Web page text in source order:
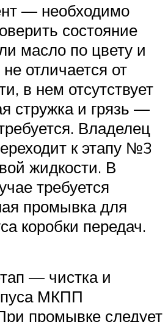
— необходимо
состояние
масло по цвету и
отличается от
в нем отсутствует
стружка и грязь —
Владелец
к этапу №3
жидкости. В
требуется
промывка для
коробки передач.
— чистка и
МКПП
промывке следует